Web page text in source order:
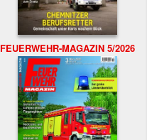
FEUERWEHR-MAGAZIN 5/2026